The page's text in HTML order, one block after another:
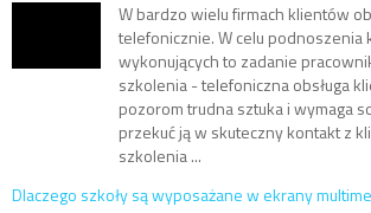
W bardzo wielu firmach klientów
telefonicznie. W celu podnoszenia
wykonujących to zadanie
szkolenia - telefoniczna obsługa
pozorom trudna sztuka i wymaga
przekuć ją w skuteczny kontakt z
szkolenia ...
Dlaczego szkoły są wyposażane w ekrany